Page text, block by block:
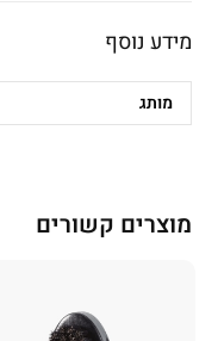
מידע נוסף
מותג
מוצרים קשורים